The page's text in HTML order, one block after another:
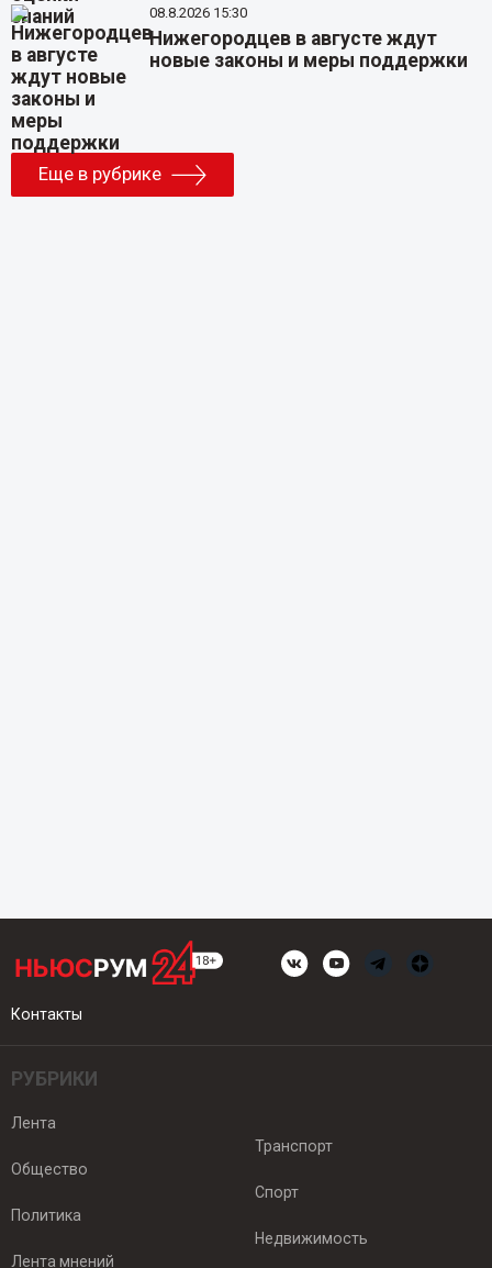
08.8.2026 15:30
Нижегородцев в августе ждут
новые законы и меры поддержки
Еще в рубрике
Контакты
РУБРИКИ
Лента
Общество
Политика
Лента мнений
Транспорт
Спорт
Недвижимость